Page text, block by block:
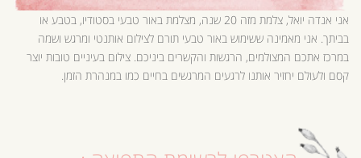
אני אנדה יואל, צלמת מזה 20 שנה, מצלמת באור טבעי בסטודיו, בטבע או
בביתך. אני מאמינה ששימוש באור טבעי תורם לצילום אותנטי ומרגש ושמה
במרכז אתכם המצולמים, הרגשות והקשרים ביניכם. צילום בעיניים טובות יוצר
קסם ולעולם יחזיר אותנו לרגעים המרגשים בחיים כמו במנהרת הזמן.